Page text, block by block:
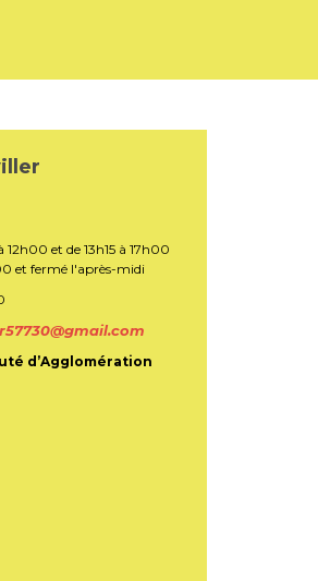
et de 13h15 à 17h00
et fermé l'après-midi
d’Agglomération